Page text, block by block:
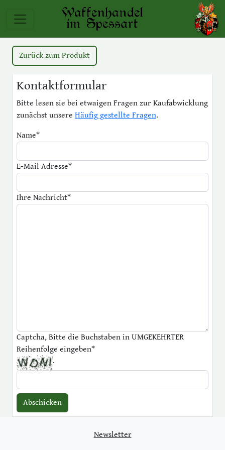
Zurück zum Produkt
Kontaktformular
Bitte lesen sie bei etwaigen Fragen zur Kaufabwicklung
zunächst unsere Häufig gestellte Fragen.
Name*
E-Mail Adresse*
Ihre Nachricht*
Captcha, Bitte die Buchstaben in UMGEKEHRTER
Reihenfolge eingeben*
Newsletter